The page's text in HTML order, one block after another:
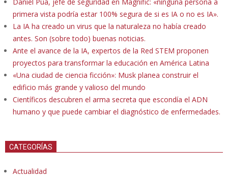
primera vista podría estar 100% segura de si es IA o no es IA».
La IA ha creado un virus que la naturaleza no había creado
antes. Son (sobre todo) buenas noticias.
Ante el avance de la IA, expertos de la Red STEM proponen
proyectos para transformar la educación en América Latina
«Una ciudad de ciencia ficción»: Musk planea construir el
edificio más grande y valioso del mundo
Científicos descubren el arma secreta que escondía el ADN
humano y que puede cambiar el diagnóstico de enfermedades.
CATEGORÍAS
Actualidad